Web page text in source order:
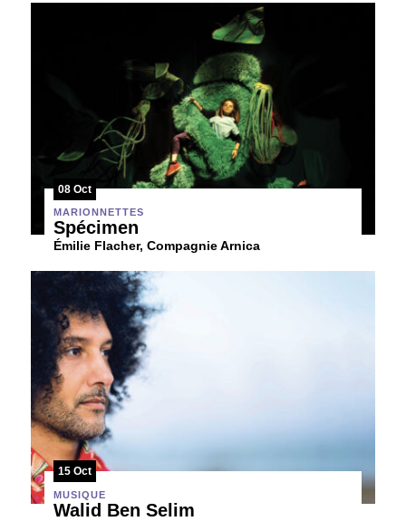
08 Oct
MARIONNETTES
Spécimen
Émilie Flacher, Compagnie Arnica
15 Oct
MUSIQUE
Walid Ben Selim